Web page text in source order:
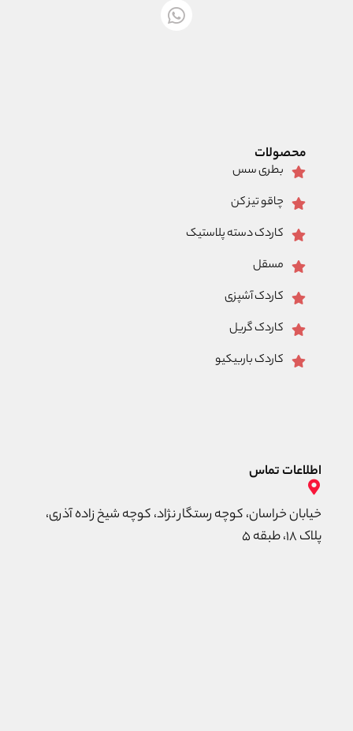
محصولات
بطری سس
چاقو تیز کن
کاردک دسته پلاستیک
مسقل
کاردک آشپزی
کاردک گریل
کاردک باربیکیو
اطلاعات تماس
خیابان خراسان، کوچه رستگار نژاد، کوچه شیخ زاده آذری،
پلاک ۱۸، طبقه ۵